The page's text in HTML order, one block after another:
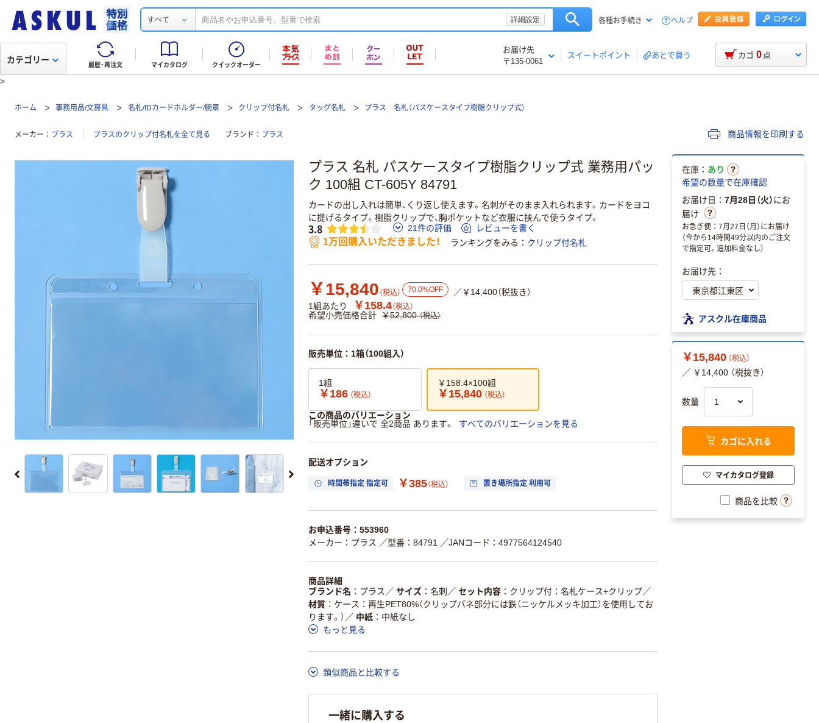
すべて 詳細設定 各種お手続き ヘルプ
履歴・再注文 マイカタログ クイックオーダー
お届け先
〒135-0061
スイートポイント あとで買う
カテゴリー カゴ 0 点
>
ホーム 事務用品/文房具 名札/IDカードホルダー/腕章 クリップ付名札 タッグ名札 プラス 名札（パスケースタイプ樹脂クリップ式）
メーカー プラス プラスのクリップ付名札を全て見る ブランド プラス 商品情報を印刷する
プラス 名札 パスケースタイプ樹脂クリップ式 業務用パッ
ク 100組 CT-605Y 84791
カードの出し入れは簡単、くり返し使えます。名刺がそのまま入れられます。カードをヨコ
に提げるタイプ。樹脂クリップで、胸ポケットなど衣服に挟んで使うタイプ。
3.8 21件の評価 レビューを書く
1万回購入いただきました！ ランキングをみる クリップ付名札
￥15,840 （税込） 70.0%OFF
／￥14,400（税抜き）
1組あたり
￥158.4（税込）
希望小売価格合計 ￥52,800 （税込）
販売単位：1箱（100組入）
1組
￥186 （税込）
￥158.4×100組
￥15,840 （税込）
この商品のバリエーション
「販売単位」違いで 全2商品 あります。
すべてのバリエーションを見る
配送オプション
時間帯指定 指定可 ￥385（税込） 置き場所指定 利用可
お申込番号：553960
メーカー：プラス ／型番：84791 ／JANコード：4977564124540
商品詳細
ブランド名
プラス ／ サイズ 名刺 ／ セット内容 クリップ付：名札ケース+クリップ／
材質
ケース：再生PET80%（クリップバネ部分には鉄（ニッケルメッキ加工）を使用してお
ります。） ／ 中紙
中紙なし
もっと見る
類似商品と比較する
一緒に購入する
在庫： あり
希望の数量で在庫確認
お届け日： 7月28日（火）にお
届け
お急ぎ便：7月27日（月）にお届け
（今から14時間49分以内のご注文
で指定可。追加料金なし）
お届け先：
アスクル在庫商品
￥15,840 （税込）
／ ￥14,400 （税抜き）
数量
カゴに入れる
マイカタログ登録
商品を比較